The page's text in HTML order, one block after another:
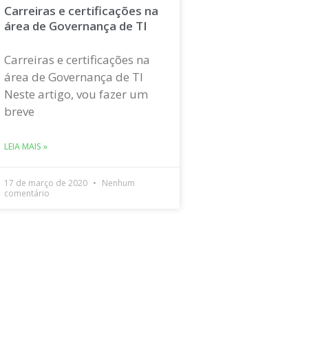
Carreiras e certificações na
área de Governança de TI
Carreiras e certificações na
área de Governança de TI
Neste artigo, vou fazer um
breve
LEIA MAIS »
17 de março de 2020
Nenhum
comentário